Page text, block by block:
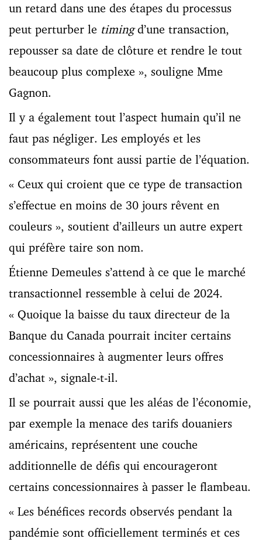
un retard dans une des étapes du processus
peut perturber le timingd’une transaction,
repousser sa date de clôture et rendre le tout
beaucoup plus complexe », souligne Mme
Gagnon.
Il y a également tout l’aspect humain qu’il ne
faut pas négliger. Les employés et les
consommateurs font aussi partie de l’équation.
« Ceux qui croient que ce type de transaction
s’effectue en moins de 30 jours rêvent en
couleurs », soutient d’ailleurs un autre expert
qui préfère taire son nom.
Étienne Demeules s’attend à ce que le marché
transactionnel ressemble à celui de 2024.
« Quoique la baisse du taux directeur de la
Banque du Canada pourrait inciter certains
concessionnaires à augmenter leurs offres
d’achat », signale-t-il.
Il se pourrait aussi que les aléas de l’économie,
par exemple la menace des tarifs douaniers
américains, représentent une couche
additionnelle de défis qui encourageront
certains concessionnaires à passer le flambeau.
« Les bénéfices records observés pendant la
pandémie sont officiellement terminés et ces